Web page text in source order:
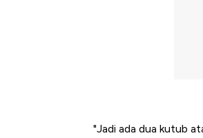
"Jadi ada dua kutub